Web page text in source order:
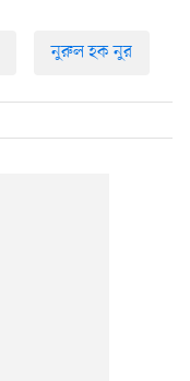
নুরুল হক নুর